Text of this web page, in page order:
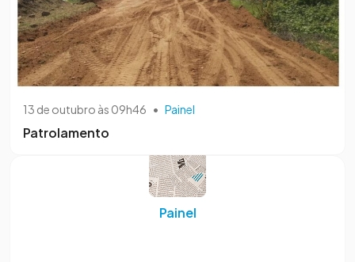
13 de outubro às 09h46 • Painel
Patrolamento
Painel